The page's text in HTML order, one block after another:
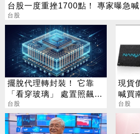
台股一度重挫1700點！ 專家曝急
台股
擺脫代理轉封裝！ 它靠
「看穿玻璃」 處置照飆2
漲停
台股
現貨
喊買
650
台股